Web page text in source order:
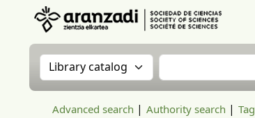
Search the catalog by:Search the
Advanced search Authority search